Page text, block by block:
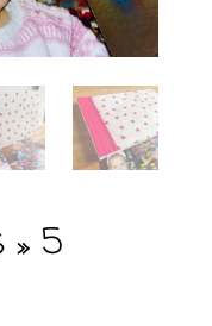
» 5